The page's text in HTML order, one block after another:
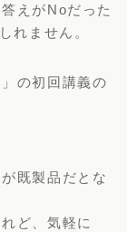
えがNoだった
れません。
」の初回講義の
既製品だとな
ど、気軽に